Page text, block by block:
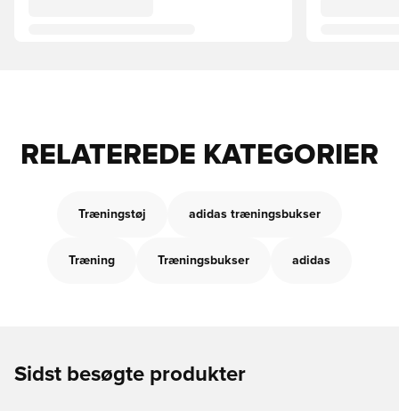
RELATEREDE KATEGORIER
Træningstøj adidas træningsbukser
Træning Træningsbukser adidas
Sidst besøgte produkter